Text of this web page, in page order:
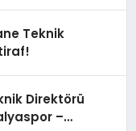
Teknik
Direktörü
–